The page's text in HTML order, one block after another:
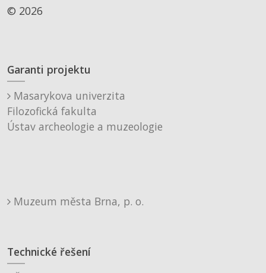
© 2026
Garanti projektu
Masarykova univerzita
Filozofická fakulta
Ústav archeologie a muzeologie
Muzeum města Brna, p. o.
Technické řešení